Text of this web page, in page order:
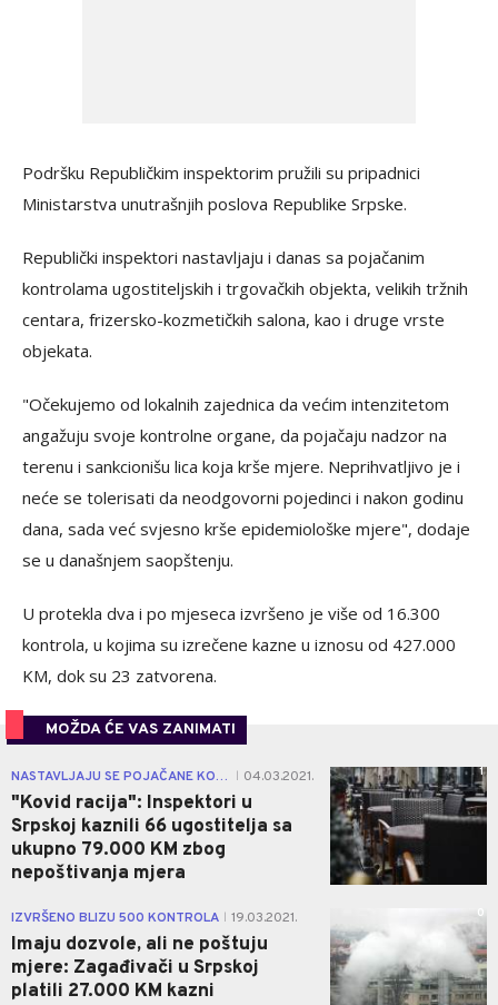
Podršku Republičkim inspektorim pružili su pripadnici
Ministarstva unutrašnjih poslova Republike Srpske.
Republički inspektori nastavljaju i danas sa pojačanim
kontrolama ugostiteljskih i trgovačkih objekta, velikih tržnih
centara, frizersko-kozmetičkih salona, kao i druge vrste
objekata.
"Očekujemo od lokalnih zajednica da većim intenzitetom
angažuju svoje kontrolne organe, da pojačaju nadzor na
terenu i sankcionišu lica koja krše mjere. Neprihvatljivo je i
neće se tolerisati da neodgovorni pojedinci i nakon godinu
dana, sada već svjesno krše epidemiološke mjere", dodaje
se u današnjem saopštenju.
U protekla dva i po mjeseca izvršeno je više od 16.300
kontrola, u kojima su izrečene kazne u iznosu od 427.000
KM, dok su 23 zatvorena.
MOŽDA ĆE VAS ZANIMATI
NASTAVLJAJU SE POJAČANE KONTROLE 04.03.2021.
"Kovid racija": Inspektori u
Srpskoj kaznili 66 ugostitelja sa
ukupno 79.000 KM zbog
nepoštivanja mjera
1
IZVRŠENO BLIZU 500 KONTROLA 19.03.2021.
Imaju dozvole, ali ne poštuju
mjere: Zagađivači u Srpskoj
platili 27.000 KM kazni
0